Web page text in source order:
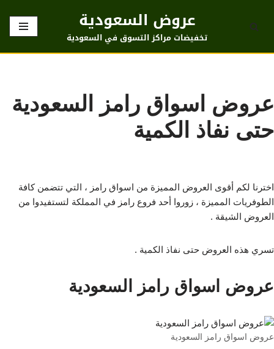
تخطى
عروض السعودية
تخفيضات مراكز التسوق في السعودية
عروض اسواق رامز السعودية
حتى نفاذ الكمية
اخترنا لكم أقوى العروض المميزة من اسواق رامز ، التي تتضمن كافة
الطوفريات المميزة ، زوروا أحد فروع رامز في المملكة لتستفيدوا من
العروض الشيقة .
تسري هذه العروض حتى نفاذ الكمية .
عروض اسواق رامز السعودية
عروض اسواق رامز السعودية